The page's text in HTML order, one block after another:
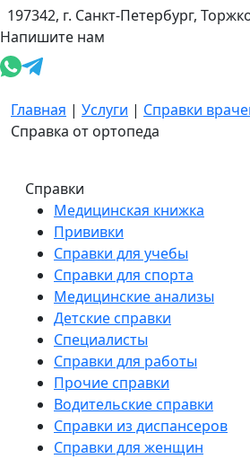
197342, г. Санкт-Петербург,
Напишите нам
Главная | Услуги | Справки
Справка от ортопеда
Справки
Медицинская книжка
Прививки
Справки для учебы
Справки для спорта
Медицинские анализы
Детские справки
Специалисты
Справки для работы
Прочие справки
Водительские справки
Справки из диспансеров
Справки для женщин